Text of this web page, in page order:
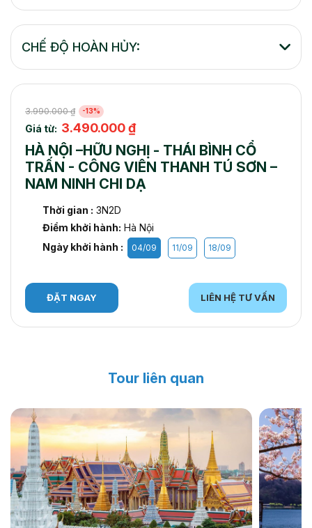
CHẾ ĐỘ HOÀN HỦY:
3.990.000 ₫ -13%
Giá từ: 3.490.000 ₫
HÀ NỘI –HỮU NGHỊ - THÁI BÌNH CỔ
TRẤN - CÔNG VIÊN THANH TÚ SƠN –
NAM NINH CHI DẠ
Thời gian : 3N2D
Điểm khởi hành: Hà Nội
Ngày khởi hành :
04/09 11/09 18/09
ĐẶT NGAY LIÊN HỆ TƯ VẤN
Tour liên quan